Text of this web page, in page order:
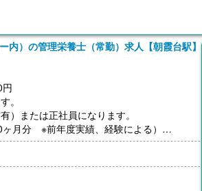
内）の管理栄養士（常勤）求人【朝霞台駅】
円
。
）または正社員になります。
ヶ月分 ※前年度実績、経験による）
/月）※全額支給